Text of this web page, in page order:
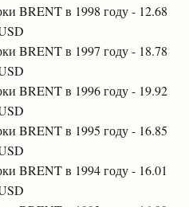
BRENT в 1998 году - 12.68
BRENT в 1997 году - 18.78
BRENT в 1996 году - 19.92
BRENT в 1995 году - 16.85
BRENT в 1994 году - 16.01